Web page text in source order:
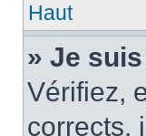
Haut
» Je
Vérifiez,
corrects,